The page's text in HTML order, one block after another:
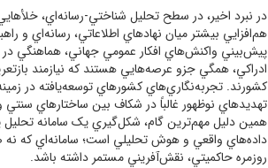
در نبرد اخير، در سطح تحليل شناختي-رسانه‌اي،
هم‌افزايي بيشتر ميان نهادهاي اطلاعاتي، رسانه‌اي و
پيش‌بيني واکنش‌هاي افکار عمومي جهاني، هماهنگي در
ادراکي، همگي جزو عرصه‌هايي هستند که نيازمند
کشورند. تجربه‌نگاري‌هاي کشورهاي توسعه‌يافته در
تهديدهاي نوظهور غالباً در شکاف بين ساختارهاي
همين دليل مهم‌ترين گام، شکل‌گيري يک سامانه تحليل
داده‌هاي واقعي و هوش تحليلي است؛ سامانه‌اي که نه
روزمره حاکميتي، نقش‌آفريني مستمر داشته باشد.